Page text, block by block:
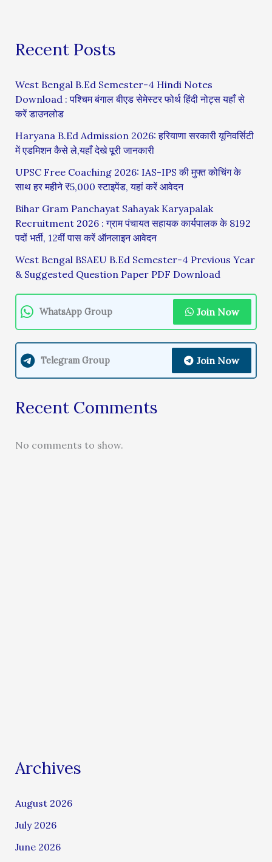
Recent Posts
West Bengal B.Ed Semester-4 Hindi Notes
Download : पश्चिम बंगाल बीएड सेमेस्टर फोर्थ हिंदी नोट्स यहाँ से
करें डाउनलोड
Haryana B.Ed Admission 2026: हरियाणा सरकारी यूनिवर्सिटी
में एडमिशन कैसे ले,यहाँ देखे पूरी जानकारी
UPSC Free Coaching 2026: IAS-IPS की मुफ्त कोचिंग के
साथ हर महीने ₹5,000 स्टाइपेंड, यहां करें आवेदन
Bihar Gram Panchayat Sahayak Karyapalak
Recruitment 2026 : ग्राम पंचायत सहायक कार्यपालक के 8192
पदों भर्ती, 12वीं पास करें ऑनलाइन आवेदन
West Bengal BSAEU B.Ed Semester-4 Previous Year
& Suggested Question Paper PDF Download
WhatsApp Group Join Now
Telegram Group Join Now
Recent Comments
No comments to show.
Archives
August 2026
July 2026
June 2026